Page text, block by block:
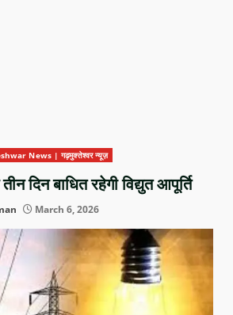
News | गढ़मुक्तेश्वर न्यूज़
दिन बाधित रहेगी विद्युत आपूर्ति
March 6, 2026